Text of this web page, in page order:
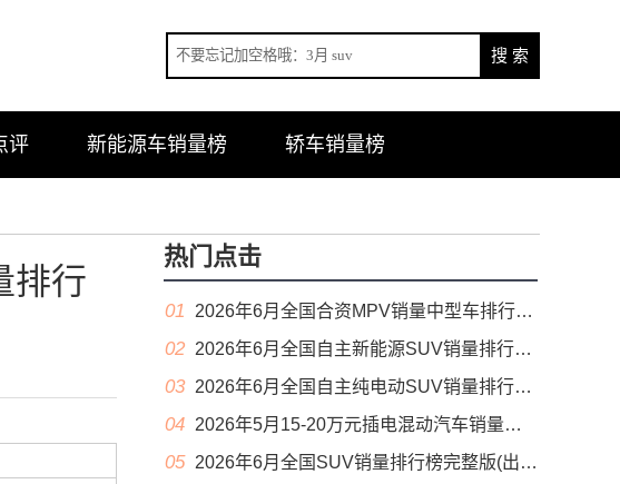
评 新能源车销量榜 轿车销量榜
排行
热门点击
01 2026年6月全国合资MPV销量中型车排行榜完整版(零售量
02 2026年6月全国自主新能源SUV销量排行榜完整版(零售量
03 2026年6月全国自主纯电动SUV销量排行榜完整版(零售量
04 2026年5月15-20万元插电混动汽车销量排行榜（零售量）
05 2026年6月全国SUV销量排行榜完整版(出口量